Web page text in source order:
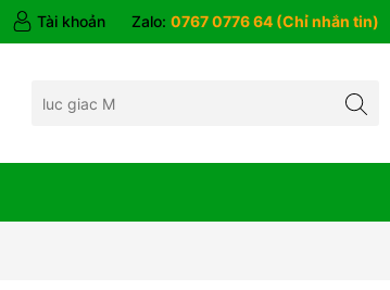
Tài khoản Zalo: 0767 0776 64 (Chỉ nhắn tin)